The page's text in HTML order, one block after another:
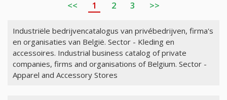
<< 1 2 3 >>
Industriële bedrijvencatalogus van privébedrijven, firma's
en organisaties van België. Sector - Kleding en
accessoires. Industrial business catalog of private
companies, firms and organisations of Belgium. Sector -
Apparel and Accessory Stores